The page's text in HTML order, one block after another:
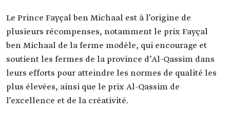
Le Prince Fayçal ben Michaal est à l’origine de
plusieurs récompenses, notamment le prix Fayçal
ben Michaal de la ferme modèle, qui encourage et
soutient les fermes de la province d’Al-Qassim dans
leurs efforts pour atteindre les normes de qualité les
plus élevées, ainsi que le prix Al-Qassim de
l’excellence et de la créativité.